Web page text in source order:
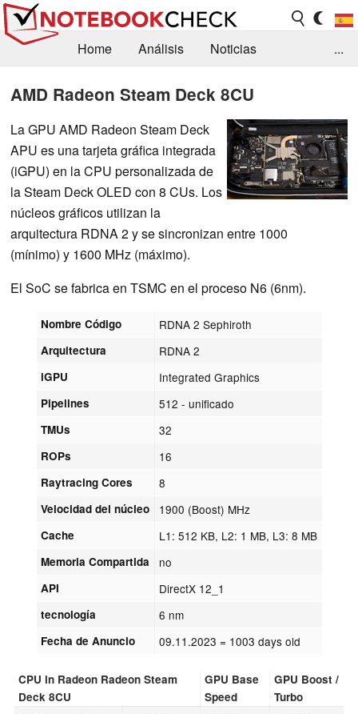
Home Análisis
Noticias
Busca
Contacto
...
AMD Radeon Steam Deck 8CU
La GPU AMD Radeon Steam Deck
APU es una tarjeta gráfica integrada
(iGPU) en la CPU personalizada de
la Steam Deck OLED con 8 CUs. Los
núcleos gráficos utilizan la
arquitectura RDNA 2 y se sincronizan entre 1000
(mínimo) y 1600 MHz (máximo).
El SoC se fabrica en TSMC en el proceso N6 (6nm).
Nombre Código RDNA 2 Sephiroth
Arquitectura RDNA 2
iGPU Integrated Graphics
Pipelines 512 - unificado
TMUs 32
ROPs 16
Raytracing Cores 8
Velocidad del núcleo 1900 (Boost) MHz
Cache L1: 512 KB, L2: 1 MB, L3: 8 MB
Memoria Compartida no
API DirectX 12_1
tecnología 6 nm
Fecha de Anuncio 09.11.2023 = 1003 days old
CPU in Radeon Radeon Steam
Deck 8CU
GPU Base
Speed
GPU Boost /
Turbo